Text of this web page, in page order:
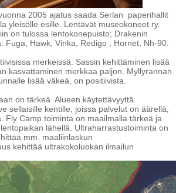
2005 ajatus saada Serlan paperihallit
yleisölle esille. Lentävät museokoneet ry.
on tulossa lentokonepuisto; Drakenin
Hawk, Vinka, Redigo , Hornet, Nh-90.
merkeissä. Sassin kehittäminen lisää
kasvattaminen merkkaa paljon. Myllyrannan
lisää väkeä, on positiivista.
on tärkeä. Alueen käytettävyyttä
sellaisille kentille, joissa palvelut on äärellä,
Fly Camp toiminta on maailmalla tärkeä ja
lähellä. Ultraharrastustoiminta on
mm. maaliinlaskun
kehittää ultrakokoluokan ilmailun